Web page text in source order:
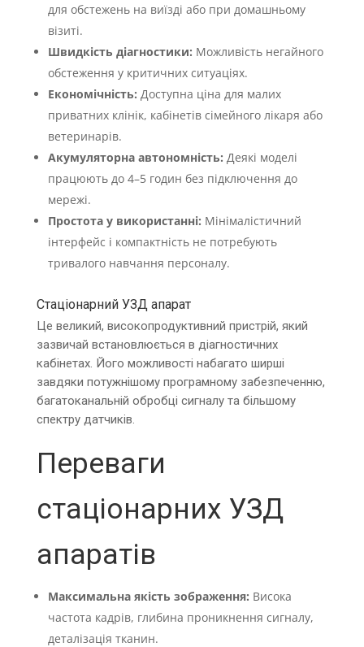
для обстежень на виїзді або при домашньому
візиті.
Швидкість діагностики: Можливість негайного
обстеження у критичних ситуаціях.
Економічність: Доступна ціна для малих
приватних клінік, кабінетів сімейного лікаря або
ветеринарів.
Акумуляторна автономність: Деякі моделі
працюють до 4–5 годин без підключення до
мережі.
Простота у використанні: Мінімалістичний
інтерфейс і компактність не потребують
тривалого навчання персоналу.
Стаціонарний УЗД апарат
Це великий, високопродуктивний пристрій, який
зазвичай встановлюється в діагностичних
кабінетах. Його можливості набагато ширші
завдяки потужнішому програмному забезпеченню,
багатоканальній обробці сигналу та більшому
спектру датчиків.
Переваги
стаціонарних УЗД
апаратів
Максимальна якість зображення: Висока
частота кадрів, глибина проникнення сигналу,
деталізація тканин.